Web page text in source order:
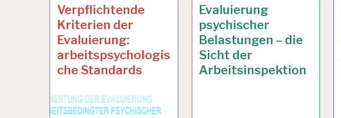
ARBEITSANALYSE…
Verpflichtende
Kriterien der
Evaluierung:
arbeitspsychologis
che Standards
15 JAN. 2013 ARBEITSANALYSE…
Evaluierung
psychischer
Belastungen – die
Sicht der
Arbeitsinspektion
14 JAN. 2013